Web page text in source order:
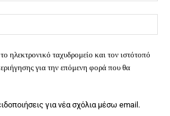
ηλεκτρονικό ταχυδρομείο και τον ιστότοπό
για την επόμενη φορά που θα
για νέα σχόλια μέσω email.